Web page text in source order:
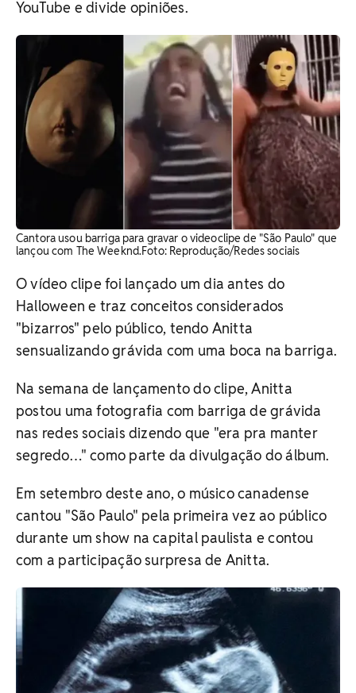
YouTube e divide opiniões.
Cantora usou barriga para gravar o videoclipe de "São Paulo" que
lançou com The Weeknd. ​Foto: Reprodução/Redes sociais
O vídeo clipe foi lançado um dia antes do
Halloween e traz conceitos considerados
"bizarros" pelo público, tendo Anitta
sensualizando grávida com uma boca na barriga.
Na semana de lançamento do clipe, Anitta
postou uma fotografia com barriga de grávida
nas redes sociais dizendo que "era pra manter
segredo…" como parte da divulgação do álbum.
Em setembro deste ano, o músico canadense
cantou "São Paulo" pela primeira vez ao público
durante um show na capital paulista e contou
com a participação surpresa de Anitta.